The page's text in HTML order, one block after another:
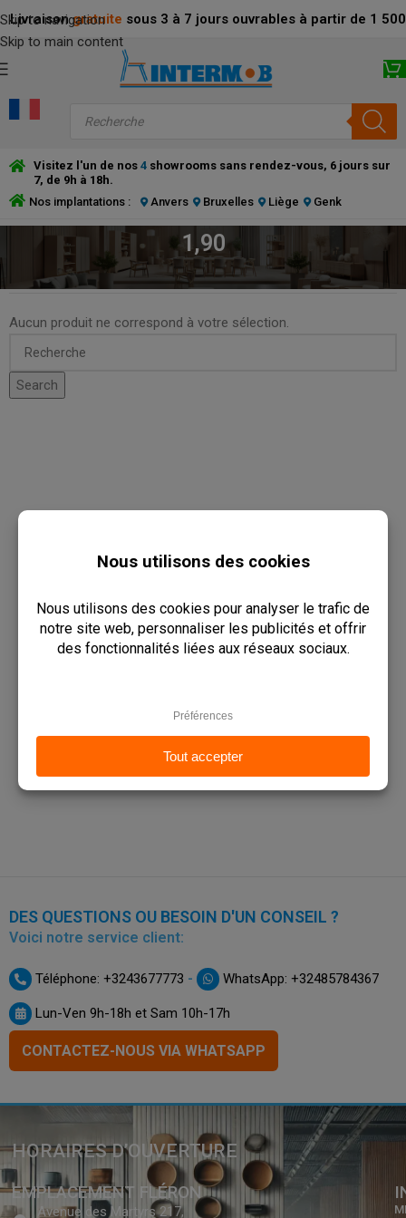
Skip to navigation
Skip to main content
Livraison gratuite sous 3 à 7 jours ouvrables à partir de 1
Visitez l'un de nos 4 showrooms sans rendez-vous, 6 jours sur
7, de 9h à 18h.
Nos implantations :
Anvers Bruxelles Liège Genk
1,90
ACCUEIL/PRODUCT LARGEUR DES PIEDS/1,90
Aucun produit ne correspond à votre sélection.
Search
DES QUESTIONS OU BESOIN D'UN CONSEIL ?
Voici notre service client:
Téléphone: +3243677773 - WhatsApp: +32485784367
Lun-Ven 9h-18h et Sam 10h-17h
CONTACTEZ-NOUS VIA WHATSAPP
HORAIRES D’OUVERTURE
EMPLACEMENT FLÉRON
Avenue des Martyrs 217,